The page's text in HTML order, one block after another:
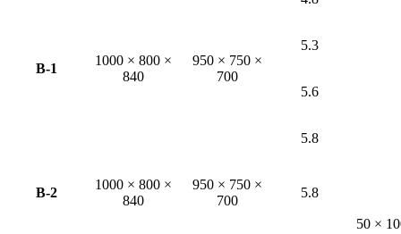
B-1
1000 × 800 ×
840
950 × 750 ×
700
5.3
5.6
5.8
B-2
1000 × 800 ×
840
950 × 750 ×
700
5.8
50 ×